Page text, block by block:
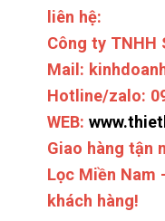
liên hệ:
Công ty TNHH
Mail:
Hotline/zalo:
WEB:
Giao hàng tận
Lọc Miền Nam
khách hàng!